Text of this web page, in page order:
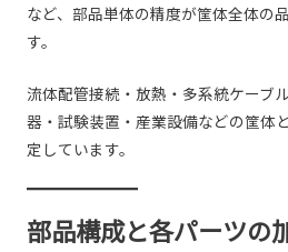
など、部品単体の精度が筐体全体の
す。
流体配管接続・放熱・多系統ケーブ
器・試験装置・産業設備などの筐体
定しています。
部品構成と各パーツの